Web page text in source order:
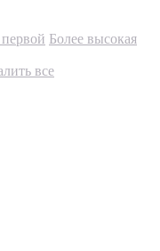
Более высокая
все